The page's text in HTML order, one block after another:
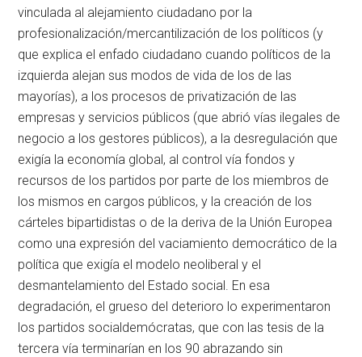
vinculada al alejamiento ciudadano por la
profesionalización/mercantilización de los políticos (y
que explica el enfado ciudadano cuando políticos de la
izquierda alejan sus modos de vida de los de las
mayorías), a los procesos de privatización de las
empresas y servicios públicos (que abrió vías ilegales de
negocio a los gestores públicos), a la desregulación que
exigía la economía global, al control vía fondos y
recursos de los partidos por parte de los miembros de
los mismos en cargos públicos, y la creación de los
cárteles bipartidistas o de la deriva de la Unión Europea
como una expresión del vaciamiento democrático de la
política que exigía el modelo neoliberal y el
desmantelamiento del Estado social. En esa
degradación, el grueso del deterioro lo experimentaron
los partidos socialdemócratas, que con las tesis de la
tercera vía terminarían en los 90 abrazando sin